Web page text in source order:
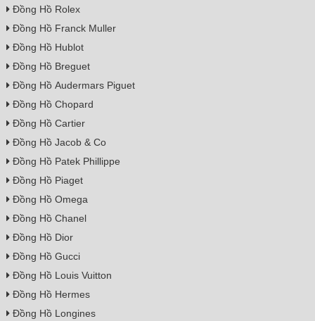
Đồng Hồ Rolex
Đồng Hồ Franck Muller
Đồng Hồ Hublot
Đồng Hồ Breguet
Đồng Hồ Audermars Piguet
Đồng Hồ Chopard
Đồng Hồ Cartier
Đồng Hồ Jacob & Co
Đồng Hồ Patek Phillippe
Đồng Hồ Piaget
Đồng Hồ Omega
Đồng Hồ Chanel
Đồng Hồ Dior
Đồng Hồ Gucci
Đồng Hồ Louis Vuitton
Đồng Hồ Hermes
Đồng Hồ Longines